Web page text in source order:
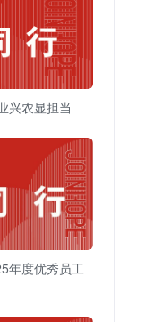
兴农显担当
年度优秀员工